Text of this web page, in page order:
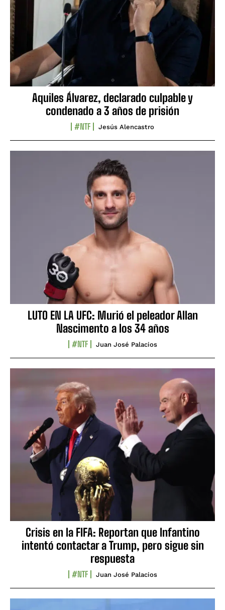
Aquiles Álvarez, declarado culpable y
condenado a 3 años de prisión
#NTF Jesús Alencastro
LUTO EN LA UFC: Murió el peleador Allan
Nascimento a los 34 años
#NTF Juan José Palacios
Crisis en la FIFA: Reportan que Infantino
intentó contactar a Trump, pero sigue sin
respuesta
#NTF Juan José Palacios